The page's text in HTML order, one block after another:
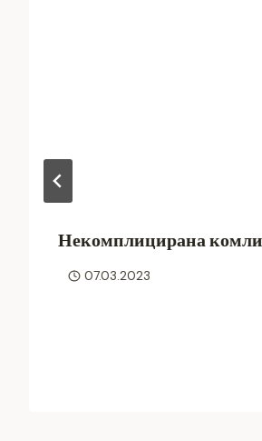
Некомплицирана
07.03.2023